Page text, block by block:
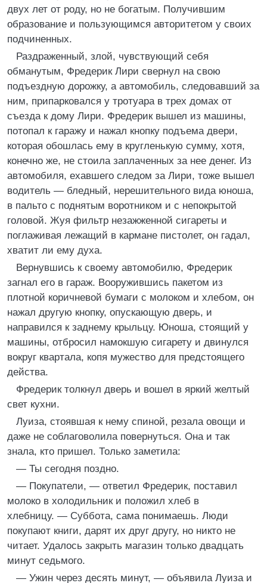
двух лет от роду, но не богатым. Получившим
образование и пользующимся авторитетом у своих
подчиненных.
Раздраженный, злой, чувствующий себя
обманутым, Фредерик Лири свернул на свою
подъездную дорожку, а автомобиль, следовавший за
ним, припарковался у тротуара в трех домах от
съезда к дому Лири. Фредерик вышел из машины,
потопал к гаражу и нажал кнопку подъема двери,
которая обошлась ему в кругленькую сумму, хотя,
конечно же, не стоила заплаченных за нее денег. Из
автомобиля, ехавшего следом за Лири, тоже вышел
водитель — бледный, нерешительного вида юноша,
в пальто с поднятым воротником и с непокрытой
головой. Жуя фильтр незажженной сигареты и
поглаживая лежащий в кармане пистолет, он гадал,
хватит ли ему духа.
Вернувшись к своему автомобилю, Фредерик
загнал его в гараж. Вооружившись пакетом из
плотной коричневой бумаги с молоком и хлебом, он
нажал другую кнопку, опускающую дверь, и
направился к заднему крыльцу. Юноша, стоящий у
машины, отбросил намокшую сигарету и двинулся
вокруг квартала, копя мужество для предстоящего
действа.
Фредерик толкнул дверь и вошел в яркий желтый
свет кухни.
Луиза, стоявшая к нему спиной, резала овощи и
даже не соблаговолила повернуться. Она и так
знала, кто пришел. Только заметила:
— Ты сегодня поздно.
— Покупатели, — ответил Фредерик, поставил
молоко в холодильник и положил хлеб в
хлебницу. — Суббота, сама понимаешь. Люди
покупают книги, дарят их друг другу, но никто не
читает. Удалось закрыть магазин только двадцать
минут седьмого.
— Ужин через десять минут, — объявила Луиза и